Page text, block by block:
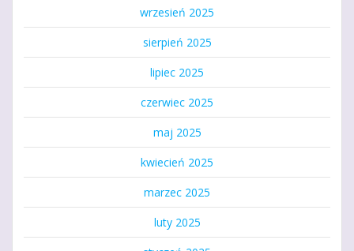
wrzesień 2025
sierpień 2025
lipiec 2025
czerwiec 2025
maj 2025
kwiecień 2025
marzec 2025
luty 2025